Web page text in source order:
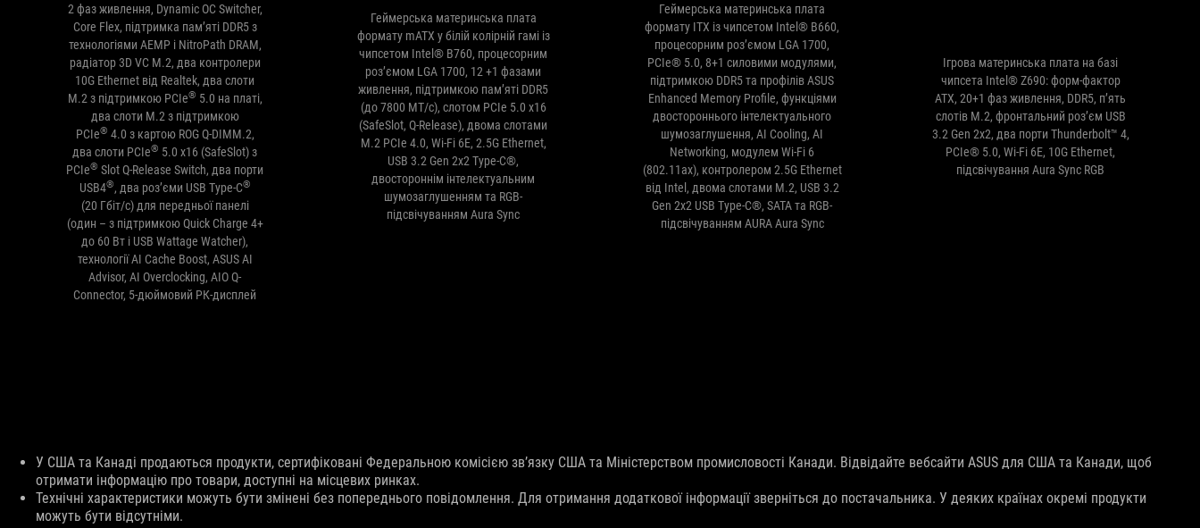
2 фаз живлення, Dynamic OC Switcher,
Core Flex, підтримка пам’яті DDR5 з
технологіями AEMP і NitroPath DRAM,
радіатор 3D VC M.2, два контролери
10G Ethernet від Realtek, два слоти
M.2 з підтримкою PCIe® 5.0 на платі,
два слоти M.2 з підтримкою
PCIe® 4.0 з картою ROG Q-DIMM.2,
два слоти PCIe® 5.0 x16 (SafeSlot) з
PCIe® Slot Q-Release Switch, два порти
USB4®, два роз’єми USB Type-C®
(20 Гбіт/с) для передньої панелі
(один – з підтримкою Quick Charge 4+
до 60 Вт і USB Wattage Watcher),
технології AI Cache Boost, ASUS AI
Advisor, AI Overclocking, AIO Q-
Connector, 5-дюймовий РК-дисплей
Геймерська материнська плата
формату mATX у білій колірній гамі із
чипсетом Intel® B760, процесорним
роз’ємом LGA 1700, 12 +1 фазами
живлення, підтримкою пам’яті DDR5
(до 7800 МТ/с), слотом PCIe 5.0 x16
(SafeSlot, Q-Release), двома слотами
M.2 PCIe 4.0, Wi-Fi 6E, 2.5G Ethernet,
USB 3.2 Gen 2x2 Type-C®,
двостороннім інтелектуальним
шумозаглушенням та RGB-
підсвічуванням Aura Sync
Геймерська материнська плата
формату ITX із чипсетом Intel® B660,
процесорним роз’ємом LGA 1700,
PCIe® 5.0, 8+1 силовими модулями,
підтримкою DDR5 та профілів ASUS
Enhanced Memory Profile, функціями
двостороннього інтелектуального
шумозаглушення, AI Cooling, AI
Networking, модулем Wi-Fi 6
(802.11ax), контролером 2.5G Ethernet
від Intel, двома слотами M.2, USB 3.2
Gen 2x2 USB Type-C®, SATA та RGB-
підсвічуванням AURA Aura Sync
Ігрова материнська плата на базі
чипсета Intel® Z690: форм-фактор
ATX, 20+1 фаз живлення, DDR5, п’ять
слотів M.2, фронтальний роз’єм USB
3.2 Gen 2x2, два порти Thunderbolt™ 4,
PCIe® 5.0, Wi-Fi 6E, 10G Ethernet,
підсвічування Aura Sync RGB
Відмова
від
відповідальності
У США та Канаді продаються продукти, сертифіковані Федеральною комісією зв’язку США та Міністерством промисловості Канади. Відвідайте вебсайти ASUS для США та Канади, щоб
отримати інформацію про товари, доступні на місцевих ринках.
Технічні характеристики можуть бути змінені без попереднього повідомлення. Для отримання додаткової інформації зверніться до постачальника. У деяких країнах окремі продукти
можуть бути відсутніми.